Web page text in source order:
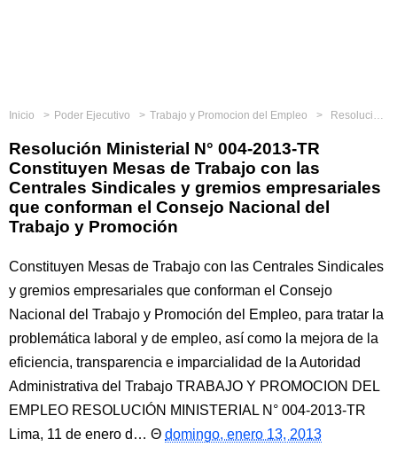
Inicio Poder Ejecutivo Trabajo y Promocion del Empleo Resolución Ministerial N° 004-2013-TR Constituyen Mesas de Trabajo con las Centrales Sindicales y gremios empresariales que conforman el Consejo Nacional del Trabajo y Promoción
Resolución Ministerial N° 004-2013-TR
Constituyen Mesas de Trabajo con las
Centrales Sindicales y gremios empresariales
que conforman el Consejo Nacional del
Trabajo y Promoción
Constituyen Mesas de Trabajo con las Centrales Sindicales
y gremios empresariales que conforman el Consejo
Nacional del Trabajo y Promoción del Empleo, para tratar la
problemática laboral y de empleo, así como la mejora de la
eficiencia, transparencia e imparcialidad de la Autoridad
Administrativa del Trabajo TRABAJO Y PROMOCION DEL
EMPLEO RESOLUCIÓN MINISTERIAL N° 004-2013-TR
Lima, 11 de enero d…
domingo, enero 13, 2013